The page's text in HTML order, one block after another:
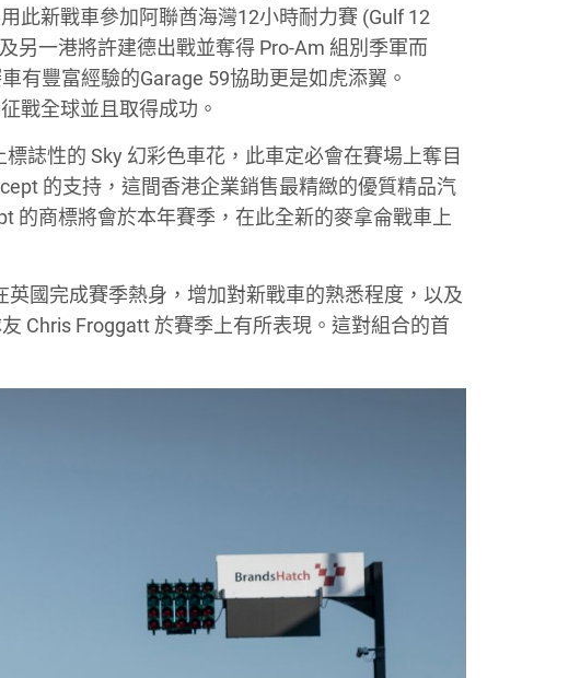
此新戰車參加阿聯酋海灣12小時耐力賽 (Gulf 12
另一港將許建德出戰並奪得 Pro-Am 組別季軍而
有豐富經驗的Garage 59協助更是如虎添翼。
戰全球並且取得成功。
誌性的 Sky 幻彩色車花，此車定必會在賽場上奪目
的支持，這間香港企業銷售最精緻的優質精品汽
的商標將會於本年賽季，在此全新的麥拿侖戰車上
國完成賽季熱身，增加對新戰車的熟悉程度，以及
Chris Froggatt 於賽季上有所表現。這對組合的首